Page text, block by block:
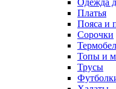
Одежда
Платья
Пояса и
Сорочки
Топы и
Трусы